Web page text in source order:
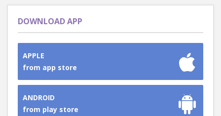
DOWNLOAD APP
APPLE
from app store
ANDROID
from play store